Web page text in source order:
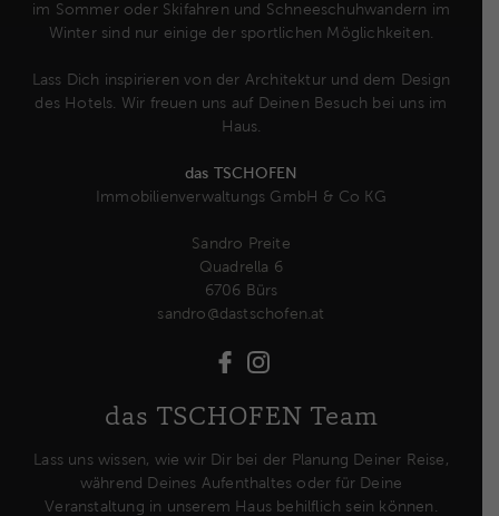
im Sommer oder Skifahren und Schneeschuhwandern im
Winter sind nur einige der sportlichen Möglichkeiten.
Lass Dich inspirieren von der Architektur und dem Design
des Hotels. Wir freuen uns auf Deinen Besuch bei uns im
Haus.
das TSCHOFEN
Immobilienverwaltungs GmbH & Co KG
Sandro Preite
Quadrella 6
6706 Bürs
sandro@dastschofen.at
das TSCHOFEN Team
Lass uns wissen, wie wir Dir bei der Planung Deiner Reise,
während Deines Aufenthaltes oder für Deine
Veranstaltung in unserem Haus behilflich sein können.